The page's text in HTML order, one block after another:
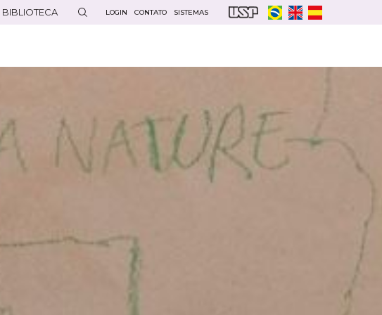
BIBLIOTECA LOGIN CONTATO SISTEMAS